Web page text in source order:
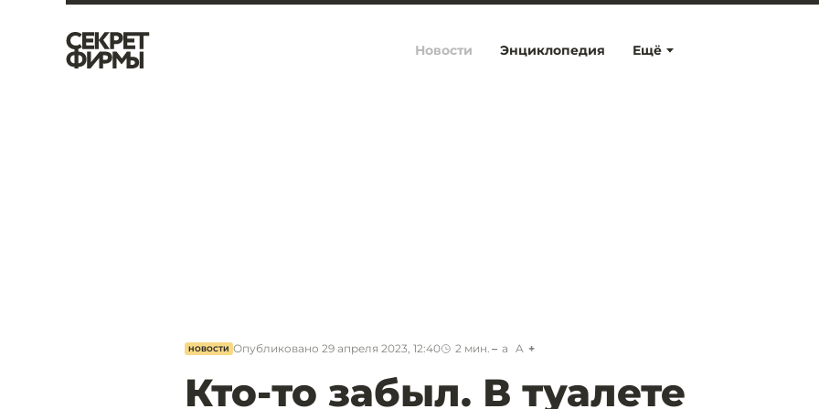
Ещё
Новости Энциклопедия
НОВОСТИ Опубликовано 29 апреля 2023, 12:40 2 мин. a A
Кто-то забыл. В туалете